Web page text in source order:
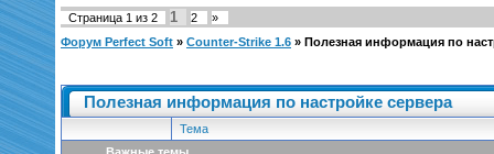
Страница 1 из 2 1 2
»
Форум Perfect Soft » Counter-Strike 1.6 » Полезная информация по
Полезная информация по настройке сервера
Тема